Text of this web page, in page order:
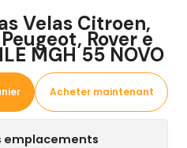
Velas Citroen,
Rover e
MGH 55 NOVO
Acheter maintenant
emplacements